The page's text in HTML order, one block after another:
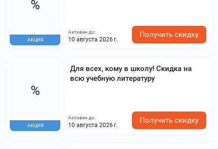
%
АКЦИЯ
Активен до:
10 августа 2026 г.
Получить скидку
Для всех, кому в школу! Скидка на
всю учебную литературу
%
АКЦИЯ
Активен до:
10 августа 2026 г.
Получить скидку